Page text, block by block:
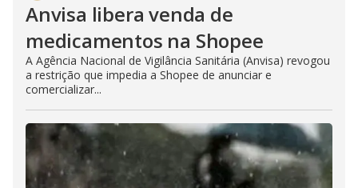
Anvisa libera venda de
medicamentos na Shopee
A Agência Nacional de Vigilância Sanitária (Anvisa) revogou
a restrição que impedia a Shopee de anunciar e
comercializar...